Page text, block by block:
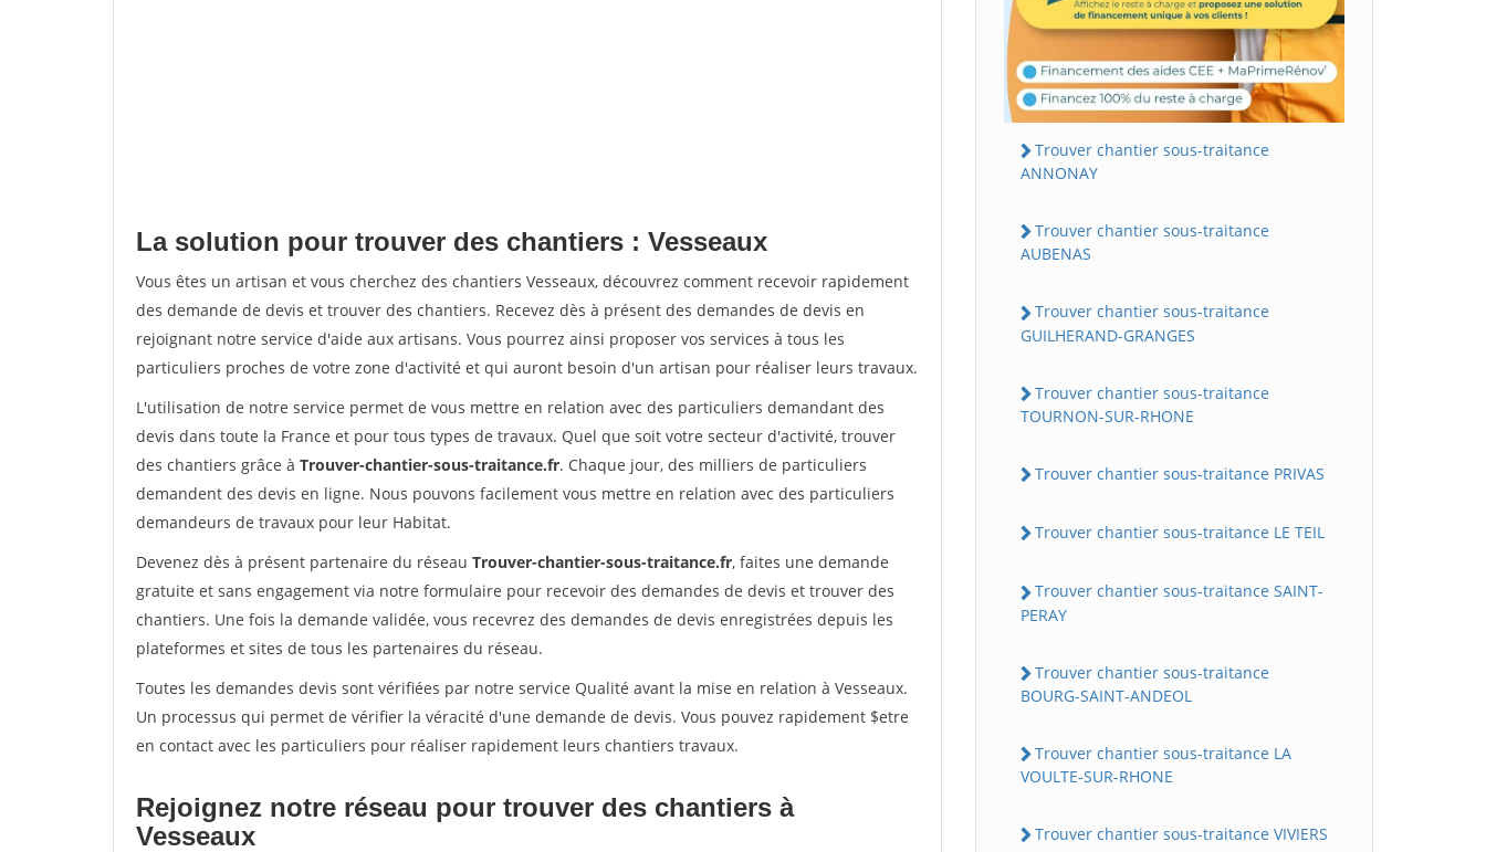
La solution pour trouver des chantiers : Vesseaux
Vous êtes un artisan et vous cherchez des chantiers Vesseaux, découvrez comment recevoir rapidement
des demande de devis et trouver des chantiers. Recevez dès à présent des demandes de devis en
rejoignant notre service d'aide aux artisans. Vous pourrez ainsi proposer vos services à tous les
particuliers proches de votre zone d'activité et qui auront besoin d'un artisan pour réaliser leurs travaux.
L'utilisation de notre service permet de vous mettre en relation avec des particuliers demandant des
devis dans toute la France et pour tous types de travaux. Quel que soit votre secteur d'activité, trouver
des chantiers grâce à Trouver-chantier-sous-traitance.fr. Chaque jour, des milliers de particuliers
demandent des devis en ligne. Nous pouvons facilement vous mettre en relation avec des particuliers
demandeurs de travaux pour leur Habitat.
Devenez dès à présent partenaire du réseau Trouver-chantier-sous-traitance.fr, faites une demande
gratuite et sans engagement via notre formulaire pour recevoir des demandes de devis et trouver des
chantiers. Une fois la demande validée, vous recevrez des demandes de devis enregistrées depuis les
plateformes et sites de tous les partenaires du réseau.
Toutes les demandes devis sont vérifiées par notre service Qualité avant la mise en relation à Vesseaux.
Un processus qui permet de vérifier la véracité d'une demande de devis. Vous pouvez rapidement $etre
en contact avec les particuliers pour réaliser rapidement leurs chantiers travaux.
Rejoignez notre réseau pour trouver des chantiers à
Vesseaux
Trouver chantier sous-traitance
ANNONAY
Trouver chantier sous-traitance
AUBENAS
Trouver chantier sous-traitance
GUILHERAND-GRANGES
Trouver chantier sous-traitance
TOURNON-SUR-RHONE
Trouver chantier sous-traitance PRIVAS
Trouver chantier sous-traitance LE TEIL
Trouver chantier sous-traitance SAINT-
PERAY
Trouver chantier sous-traitance
BOURG-SAINT-ANDEOL
Trouver chantier sous-traitance LA
VOULTE-SUR-RHONE
Trouver chantier sous-traitance VIVIERS